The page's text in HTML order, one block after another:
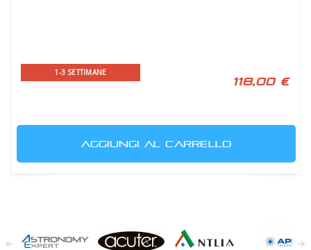
1-3 SETTIMANE
118,00 €
AGGIUNGI AL CARRELLO